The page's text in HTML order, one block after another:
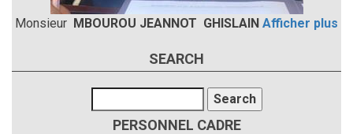
Monsieur MBOUROU JEANNOT GHISLAIN Afficher plus
SEARCH
PERSONNEL CADRE